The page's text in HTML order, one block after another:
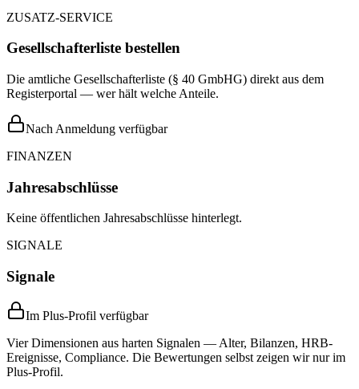
ZUSATZ-SERVICE
Gesellschafterliste bestellen
Die amtliche Gesellschafterliste (§ 40 GmbHG) direkt aus dem
Registerportal — wer hält welche Anteile.
Nach Anmeldung verfügbar
FINANZEN
Jahresabschlüsse
Keine öffentlichen Jahresabschlüsse hinterlegt.
SIGNALE
Signale
Im Plus-Profil verfügbar
Vier Dimensionen aus harten Signalen — Alter, Bilanzen, HRB-
Ereignisse, Compliance. Die Bewertungen selbst zeigen wir nur im
Plus-Profil.